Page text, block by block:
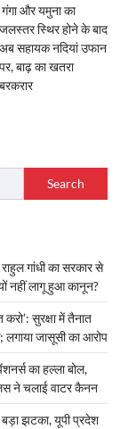
गंगा और यमुना का
जलस्तर स्थिर होने के बाद
अब सहायक नदियां उफान
पर, बाढ़ का खतरा
बरकरार
Search
गांधी का सरकार से
नहीं लागू हुआ कानून?
सुरक्षा में तैनात
जासूसी का आरोप
का हल्ला बोल,
ने चलाई वाटर कैनन
झटका, यूपी प्रदेश